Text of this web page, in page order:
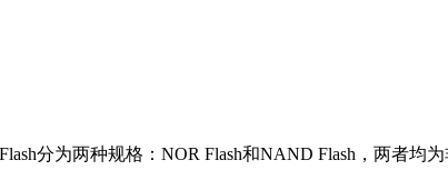
分为两种规格：NOR Flash和NAND Flash，两者均